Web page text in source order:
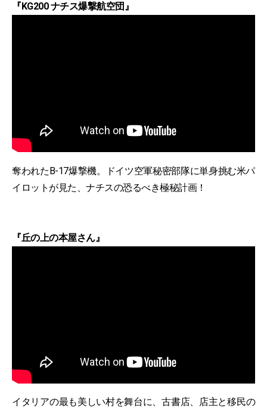
『KG200 ナチス爆撃航空団』
奪われたB-17爆撃機。ドイツ空軍秘密部隊に単身挑む米パ
イロットが見た、ナチスの恐るべき極秘計画！
『丘の上の本屋さん』
イタリアの最も美しい村を舞台に、古書店、店主と移民の